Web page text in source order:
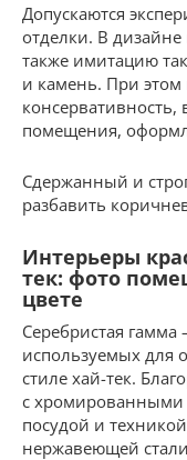
Допускаются
отделки. В
также имитацию
и камень. При этом
помещения,
Сдержанный и
разбавить
Интерьеры
тек: фото
цвете
Серебристая
используемых для
стиле хай-тек.
с хромированными
посудой и
нержавеющей